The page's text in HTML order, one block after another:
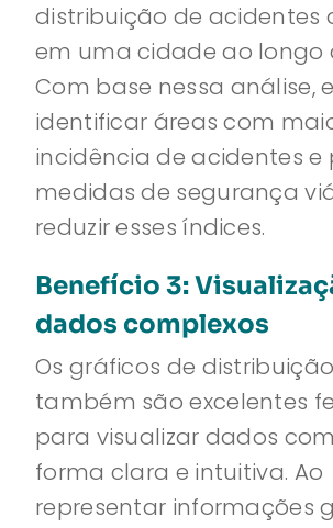
distribuição de acidentes
em uma cidade ao longo
Com base nessa análise,
identificar áreas com
incidência de acidentes e
medidas de segurança
reduzir esses índices.
Benefício 3:
dados complexos
Os gráficos de
também são excelentes
para visualizar dados
forma clara e intuitiva. Ao
representar informações